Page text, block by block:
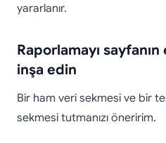
yararlanır.
Raporlamayı
inşa edin
Bir ham veri sekmesi ve bir
sekmesi tutmanızı öneririm.